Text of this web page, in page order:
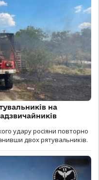
на
удару росіяни повторно
двох рятувальників.